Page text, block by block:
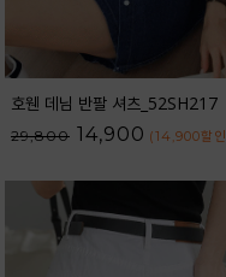
호웬 데님 반팔 셔츠_52SH217
29,800 14,900 (14,900할인